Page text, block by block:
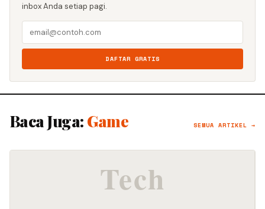
inbox Anda setiap pagi.
DAFTAR GRATIS
Baca Juga: Game SEMUA ARTIKEL →